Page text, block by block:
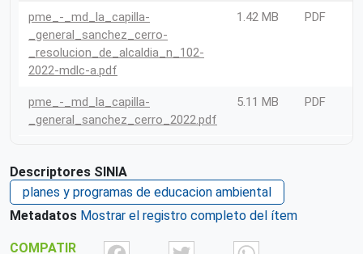
pme_-_md_la_capilla-
_general_sanchez_cerro-
_resolucion_de_alcaldia_n_102-
2022-mdlc-a.pdf
1.42 MB PDF
pme_-_md_la_capilla-
_general_sanchez_cerro_2022.pdf
5.11 MB PDF
Descriptores SINIA
planes y programas de educacion ambiental
Metadatos Mostrar el registro completo del ítem
COMPATIR